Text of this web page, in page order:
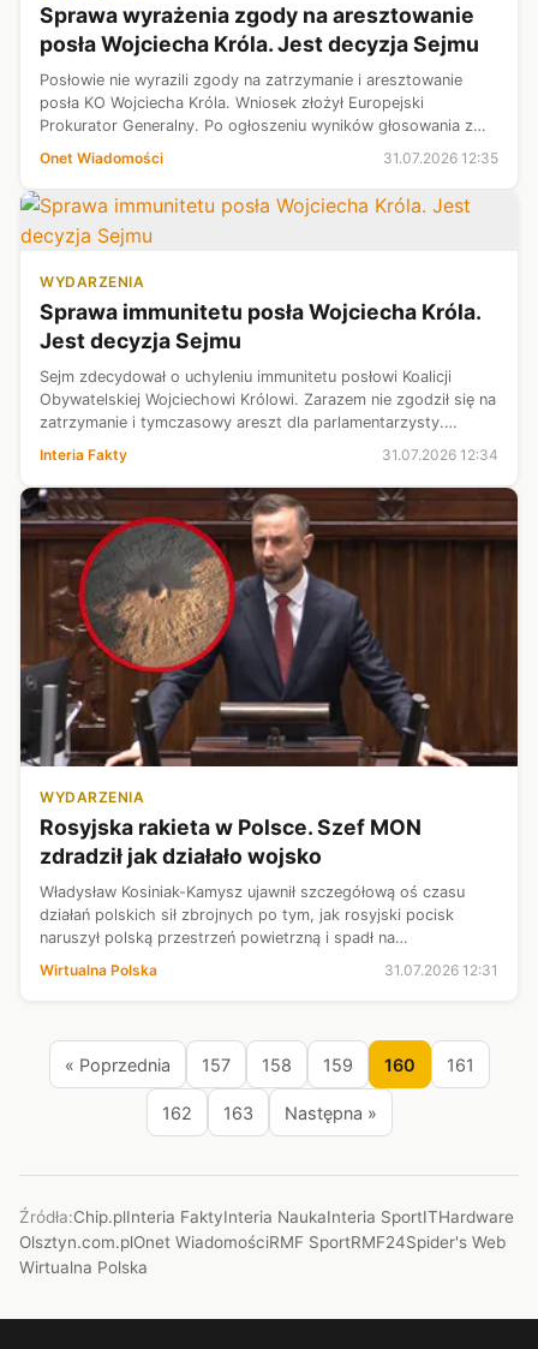
Sprawa wyrażenia zgody na aresztowanie
posła Wojciecha Króla. Jest decyzja Sejmu
Posłowie nie wyrazili zgody na zatrzymanie i aresztowanie
posła KO Wojciecha Króla. Wniosek złożył Europejski
Prokurator Generalny. Po ogłoszeniu wyników głosowania z
ław opozycji usłyszeć można było okrzyki "złodzieje".
Jednocześnie Sejm zdecydował ...
Onet Wiadomości 31.07.2026 12:35
WYDARZENIA
Sprawa immunitetu posła Wojciecha Króla.
Jest decyzja Sejmu
Sejm zdecydował o uchyleniu immunitetu posłowi Koalicji
Obywatelskiej Wojciechowi Królowi. Zarazem nie zgodził się na
zatrzymanie i tymczasowy areszt dla parlamentarzysty.
organ prowadzi śl...
Interia Fakty 31.07.2026 12:34
WYDARZENIA
Rosyjska rakieta w Polsce. Szef MON
zdradził jak działało wojsko
Władysław Kosiniak-Kamysz ujawnił szczegółową oś czasu
działań polskich sił zbrojnych po tym, jak rosyjski pocisk
naruszył polską przestrzeń powietrzną i spadł na
Lubelszczyźnie. Minister obrony przekonywał w Sejmie, że
Wirtualna Polska 31.07.2026 12:31
« Poprzednia 157 158 159 160 161
162 163 Następna »
Źródła:Chip.plInteria FaktyInteria NaukaInteria SportITHardware
Olsztyn.com.plOnet WiadomościRMF SportRMF24Spider's Web
Wirtualna Polska